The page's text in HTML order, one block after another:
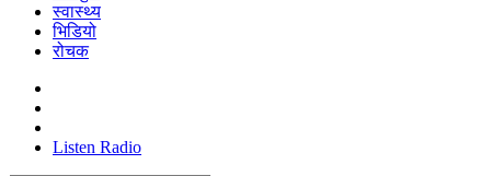
स्वास्थ्य
भिडियो
रोचक
Listen Radio